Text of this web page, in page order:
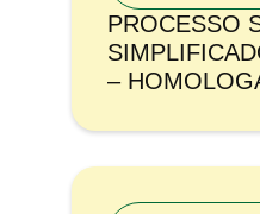
PROCESSO
–